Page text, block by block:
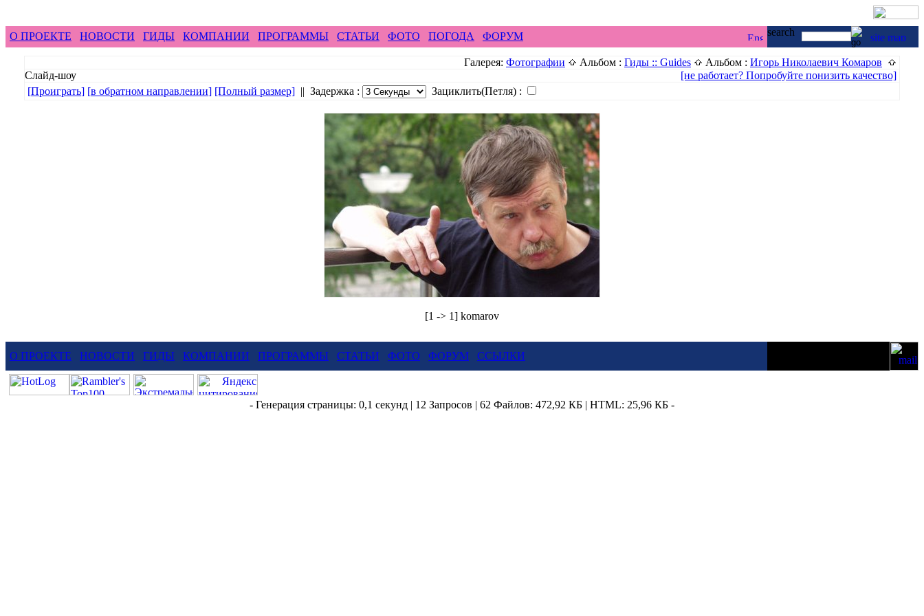
О ПРОЕКТЕ НОВОСТИ ГИДЫ КОМПАНИИ ПРОГРАММЫ СТАТЬИ ФОТО ПОГОДА ФОРУМ
Галерея: Фотографии Альбом : Гиды :: Guides Альбом : Игорь Николаевич Комаров
Слайд-шоу
[не работает? Попробуйте понизить качество]
[Проиграть] [в обратном направлении] [Полный размер] || Задержка : Зациклить(Петля) :
[1 -> 1] komarov
О ПРОЕКТЕ НОВОСТИ ГИДЫ КОМПАНИИ ПРОГРАММЫ СТАТЬИ ФОТО ФОРУМ ССЫЛКИ
- Генерация страницы: 0,1 секунд | 12 Запросов | 62 Файлов: 472,92 КБ | HTML: 25,96 КБ -